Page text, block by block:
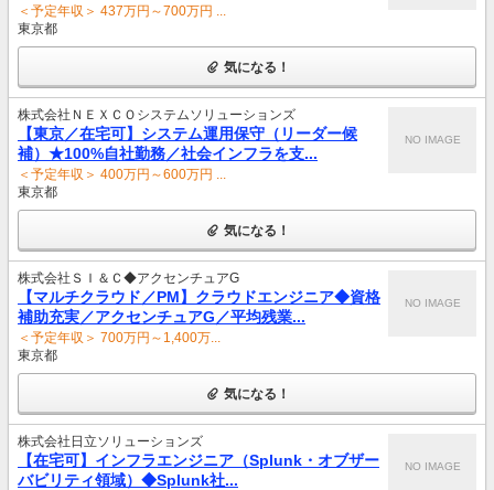
＜予定年収＞ 437万円～700万円 ...
東京都
気になる！
株式会社ＮＥＸＣＯシステムソリューションズ
【東京／在宅可】システム運用保守（リーダー候
補）★100%自社勤務／社会インフラを支...
＜予定年収＞ 400万円～600万円 ...
東京都
NO IMAGE
気になる！
株式会社ＳＩ＆Ｃ◆アクセンチュアG
【マルチクラウド／PM】クラウドエンジニア◆資格
補助充実／アクセンチュアG／平均残業...
＜予定年収＞ 700万円～1,400万...
東京都
NO IMAGE
気になる！
株式会社日立ソリューションズ
【在宅可】インフラエンジニア（Splunk・オブザー
バビリティ領域）◆Splunk社...
NO IMAGE